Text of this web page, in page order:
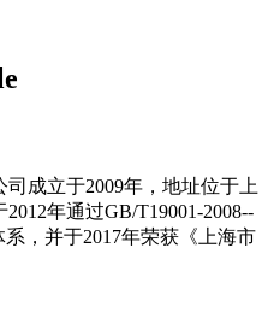
成立于2009年，地址位于上
年通过GB/T19001-2008--
，并于2017年荣获《上海市